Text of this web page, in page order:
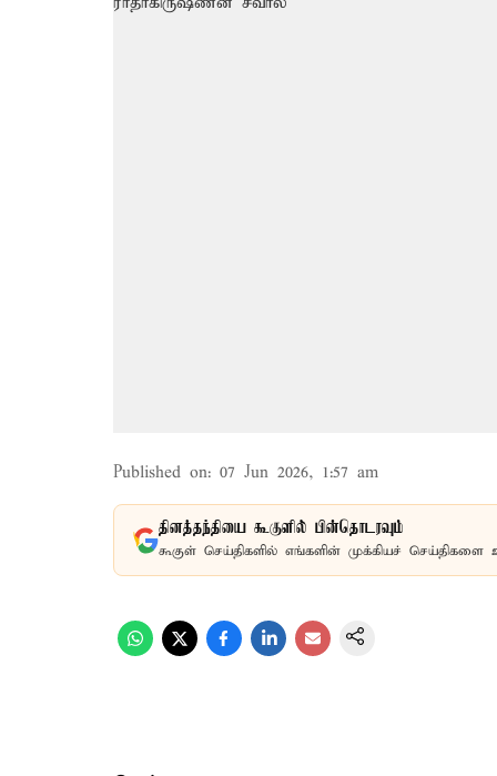
Published on: 07 Jun 2026, 1:57 am
தினத்தந்தியை கூகுளில் பின்தொடரவும்
கூகுள் செய்திகளில் எங்களின் முக்கியச் செய்திகளை